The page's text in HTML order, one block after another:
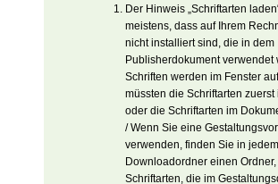
Der Hinweis „Schriftarten
meistens, dass auf Ihrem
nicht installiert sind, die in dem
Publisherdokument verwendet
Schriften werden im Fenster
müssten die Schriftarten zuerst
oder die Schriftarten im
/ Wenn Sie eine
verwenden, finden Sie in jedem
Downloadordner einen
Schriftarten, die im